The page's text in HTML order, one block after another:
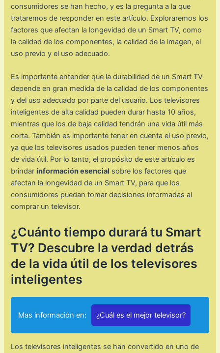
consumidores se han hecho, y es la pregunta a la que
trataremos de responder en este artículo. Exploraremos los
factores que afectan la longevidad de un Smart TV, como
la calidad de los componentes, la calidad de la imagen, el
uso previo y el uso adecuado.
Es importante entender que la durabilidad de un Smart TV
depende en gran medida de la calidad de los componentes
y del uso adecuado por parte del usuario. Los televisores
inteligentes de alta calidad pueden durar hasta 10 años,
mientras que los de baja calidad tendrán una vida útil más
corta. También es importante tener en cuenta el uso previo,
ya que los televisores usados pueden tener menos años
de vida útil. Por lo tanto, el propósito de este artículo es
brindar información esencial sobre los factores que
afectan la longevidad de un Smart TV, para que los
consumidores puedan tomar decisiones informadas al
comprar un televisor.
¿Cuánto tiempo durará tu Smart
TV? Descubre la verdad detrás
de la vida útil de los televisores
inteligentes
Mas información en: ¿Cuál es el mejor televisor?
Los televisores inteligentes se han convertido en uno de